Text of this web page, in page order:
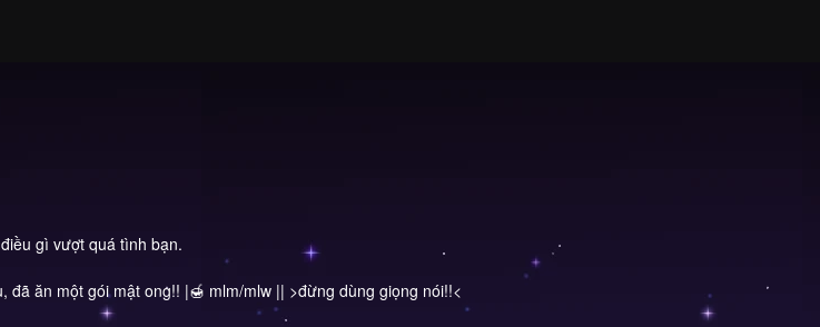
gì vượt quá tình bạn.
đã ăn một gói mật ong!! |🍯 mlm/mlw || >đừng dùng giọng nói!!<